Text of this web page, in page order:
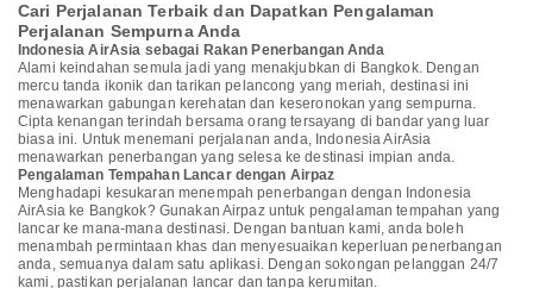
Cari Perjalanan Terbaik dan Dapatkan Pengalaman
Perjalanan Sempurna Anda
Indonesia AirAsia sebagai Rakan Penerbangan Anda
Alami keindahan semula jadi yang menakjubkan di Bangkok. Dengan
mercu tanda ikonik dan tarikan pelancong yang meriah, destinasi ini
menawarkan gabungan kerehatan dan keseronokan yang sempurna.
Cipta kenangan terindah bersama orang tersayang di bandar yang luar
biasa ini. Untuk menemani perjalanan anda, Indonesia AirAsia
menawarkan penerbangan yang selesa ke destinasi impian anda.
Pengalaman Tempahan Lancar dengan Airpaz
Menghadapi kesukaran menempah penerbangan dengan Indonesia
AirAsia ke Bangkok? Gunakan Airpaz untuk pengalaman tempahan yang
lancar ke mana-mana destinasi. Dengan bantuan kami, anda boleh
menambah permintaan khas dan menyesuaikan keperluan penerbangan
anda, semuanya dalam satu aplikasi. Dengan sokongan pelanggan 24/7
kami, pastikan perjalanan lancar dan tanpa kerumitan.